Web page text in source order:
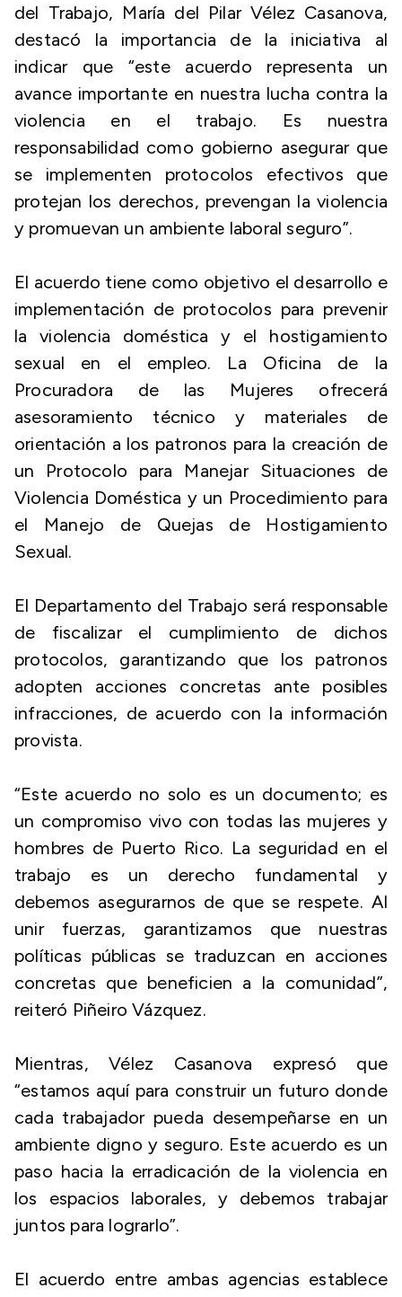
del Trabajo, María del Pilar Vélez Casanova,
destacó la importancia de la iniciativa al
indicar que “este acuerdo representa un
avance importante en nuestra lucha contra la
violencia en el trabajo. Es nuestra
responsabilidad como gobierno asegurar que
se implementen protocolos efectivos que
protejan los derechos, prevengan la violencia
y promuevan un ambiente laboral seguro”.
El acuerdo tiene como objetivo el desarrollo e
implementación de protocolos para prevenir
la violencia doméstica y el hostigamiento
sexual en el empleo. La Oficina de la
Procuradora de las Mujeres ofrecerá
asesoramiento técnico y materiales de
orientación a los patronos para la creación de
un Protocolo para Manejar Situaciones de
Violencia Doméstica y un Procedimiento para
el Manejo de Quejas de Hostigamiento
Sexual.
El Departamento del Trabajo será responsable
de fiscalizar el cumplimiento de dichos
protocolos, garantizando que los patronos
adopten acciones concretas ante posibles
infracciones, de acuerdo con la información
provista.
“Este acuerdo no solo es un documento; es
un compromiso vivo con todas las mujeres y
hombres de Puerto Rico. La seguridad en el
trabajo es un derecho fundamental y
debemos asegurarnos de que se respete. Al
unir fuerzas, garantizamos que nuestras
políticas públicas se traduzcan en acciones
concretas que beneficien a la comunidad”,
reiteró Piñeiro Vázquez.
Mientras, Vélez Casanova expresó que
“estamos aquí para construir un futuro donde
cada trabajador pueda desempeñarse en un
ambiente digno y seguro. Este acuerdo es un
paso hacia la erradicación de la violencia en
los espacios laborales, y debemos trabajar
juntos para lograrlo”.
El acuerdo entre ambas agencias establece